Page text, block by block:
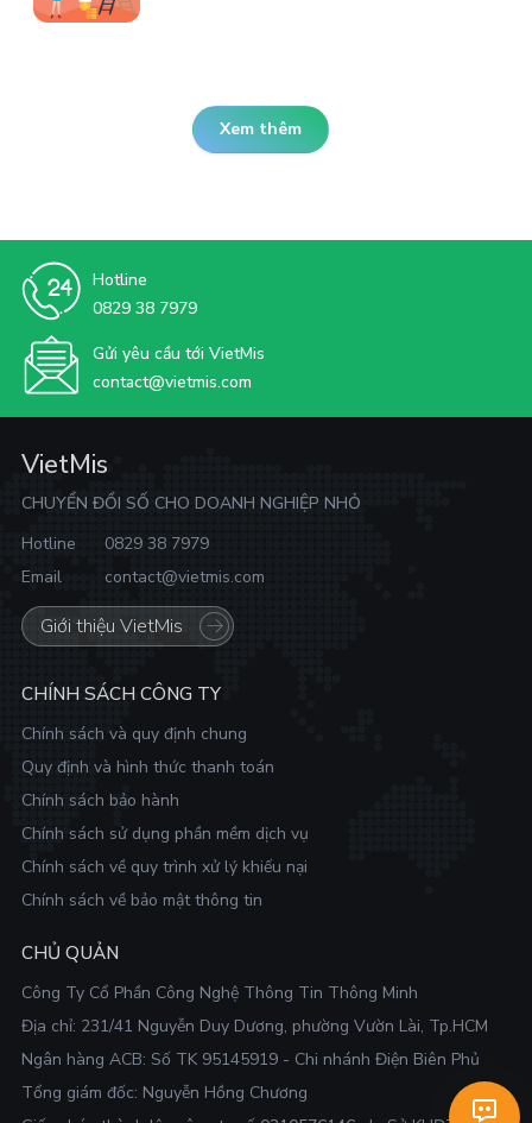
Xem thêm
Hotline
0829 38 7979
Gửi yêu cầu tới VietMis
contact@vietmis.com
VietMis
CHUYỂN ĐỔI SỐ CHO DOANH NGHIỆP NHỎ
Hotline
0829 38 7979
Email
contact@vietmis.com
Giới thiệu VietMis
CHÍNH SÁCH CÔNG TY
Chính sách và quy định chung
Quy định và hình thức thanh toán
Chính sách bảo hành
Chính sách sử dụng phần mềm dịch vụ
Chính sách về quy trình xử lý khiếu nại
Chính sách về bảo mật thông tin
CHỦ QUẢN
Công Ty Cổ Phần Công Nghệ Thông Tin Thông Minh
Địa chỉ: 231/41 Nguyễn Duy Dương, phường Vườn Lài, Tp.HCM
Ngân hàng ACB: Số TK 95145919 - Chi nhánh Điện Biên Phủ
Tổng giám đốc: Nguyễn Hồng Chương